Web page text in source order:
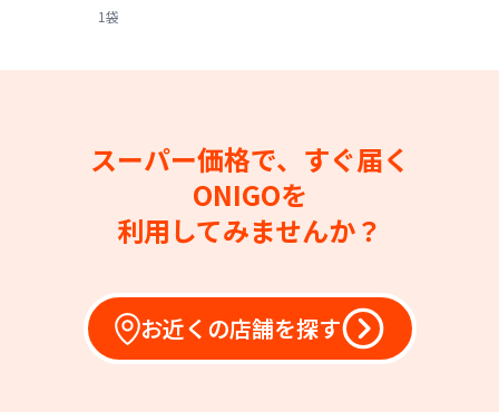
1袋
スーパー価格で、すぐ届く
ONIGOを
利用してみませんか？
お近くの店舗を探す